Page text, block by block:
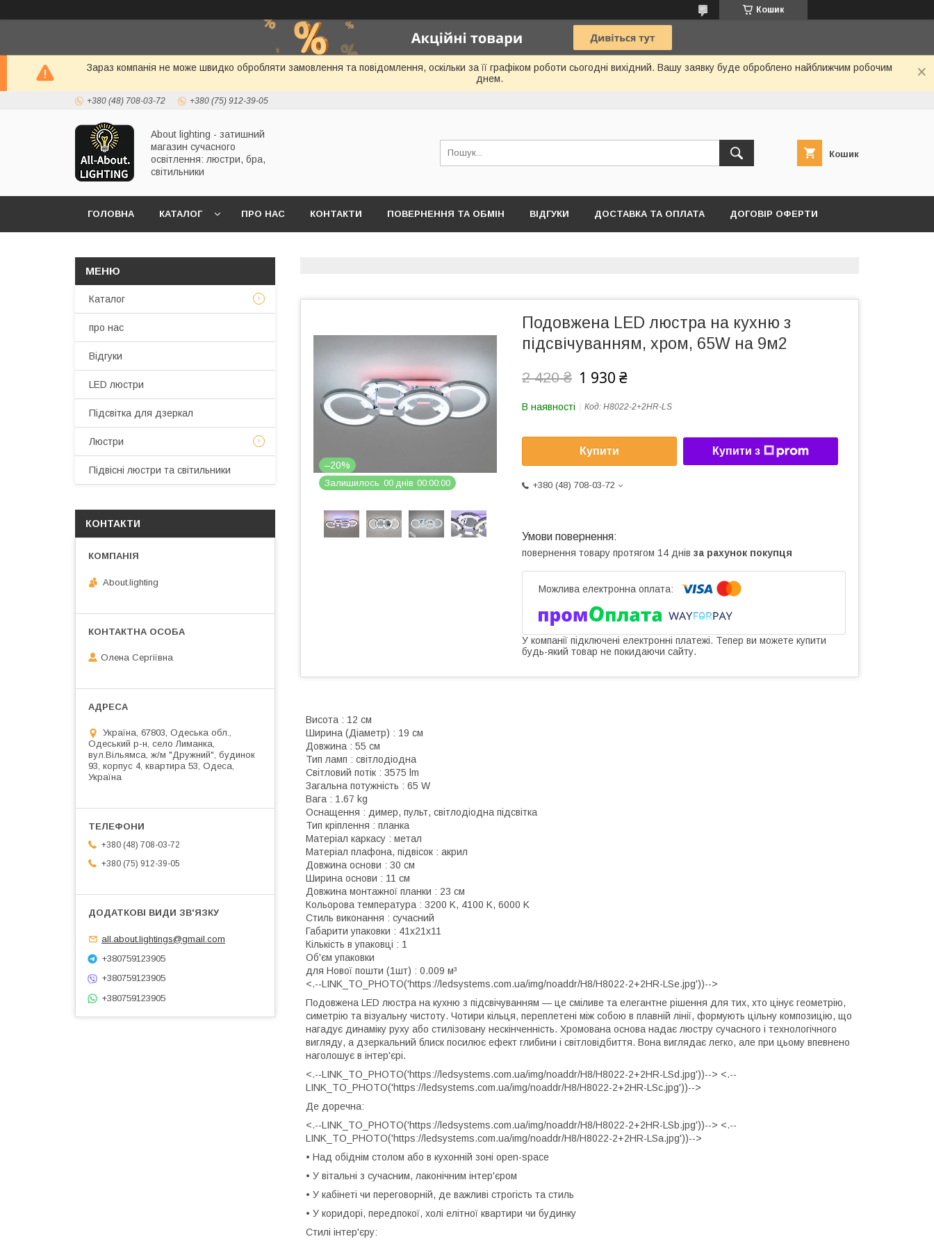
Кошик
Зараз компанія не може швидко обробляти замовлення та повідомлення, оскільки за її графіком роботи сьогодні вихідний. Вашу заявку буде оброблено найближчим робочим
днем.
+380 (48) 708-03-72 +380 (75) 912-39-05
About lighting - затишний
магазин сучасного
освітлення: люстри, бра,
світильники
Кошик
ГОЛОВНА КАТАЛОГ ПРО НАС КОНТАКТИ ПОВЕРНЕННЯ ТА ОБМІН ВІДГУКИ ДОСТАВКА ТА ОПЛАТА ДОГОВІР ОФЕРТИ
–20%
Залишилось 00 днів 00 00 00
Подовжена LED люстра на кухню з
підсвічуванням, хром, 65W на 9м2
2 420 ₴ 1 930 ₴
В наявності Код: H8022-2+2HR-LS
Купити Купити з
+380 (48) 708-03-72
повернення товару протягом 14 днів за рахунок покупця
У компанії підключені електронні платежі. Тепер ви можете купити
будь-який товар не покидаючи сайту.
Висота : 12 см
Ширина (Діаметр) : 19 см
Довжина : 55 см
Тип ламп : світлодіодна
Світловий потік : 3575 lm
Загальна потужність : 65 W
Вага : 1.67 kg
Оснащення : димер, пульт, світлодіодна підсвітка
Тип кріплення : планка
Матеріал каркасу : метал
Матеріал плафона, підвісок : акрил
Довжина основи : 30 см
Ширина основи : 11 см
Довжина монтажної планки : 23 см
Кольорова температура : 3200 K, 4100 K, 6000 K
Стиль виконання : сучасний
Габарити упаковки : 41x21x11
Кількість в упаковці : 1
Об'єм упаковки
для Нової пошти (1шт) : 0.009 м³
<.--LINK_TO_PHOTO('https://ledsystems.com.ua/img/noaddr/H8/H8022-2+2HR-LSe.jpg'))-->
Подовжена LED люстра на кухню з підсвічуванням — це сміливе та елегантне рішення для тих, хто цінує геометрію,
симетрію та візуальну чистоту. Чотири кільця, переплетені між собою в плавній лінії, формують цільну композицію, що
нагадує динаміку руху або стилізовану нескінченність. Хромована основа надає люстру сучасного і технологічного
вигляду, а дзеркальний блиск посилює ефект глибини і світловідбиття. Вона виглядає легко, але при цьому впевнено
наголошує в інтер'єрі.
<.--LINK_TO_PHOTO('https://ledsystems.com.ua/img/noaddr/H8/H8022-2+2HR-LSd.jpg'))--> <.--
LINK_TO_PHOTO('https://ledsystems.com.ua/img/noaddr/H8/H8022-2+2HR-LSc.jpg'))-->
Де доречна:
<.--LINK_TO_PHOTO('https://ledsystems.com.ua/img/noaddr/H8/H8022-2+2HR-LSb.jpg'))--> <.--
LINK_TO_PHOTO('https://ledsystems.com.ua/img/noaddr/H8/H8022-2+2HR-LSa.jpg'))-->
• Над обіднім столом або в кухонній зоні open-space
• У вітальні з сучасним, лаконічним інтер'єром
• У кабінеті чи переговорній, де важливі строгість та стиль
• У коридорі, передпокої, холі елітної квартири чи будинку
Стилі інтер'єру:
Каталог
про нас
Відгуки
LED люстри
Підсвітка для дзеркал
Люстри
Підвісні люстри та світильники
КОНТАКТИ
About.lighting
Олена Сергіївна
Україна, 67803, Одеська обл.,
Одеський р-н, село Лиманка,
вул.Вільямса, ж/м "Дружний", будинок
93, корпус 4, квартира 53, Одеса,
Україна
+380 (48) 708-03-72
+380 (75) 912-39-05
all.about.lightings@gmail.com
+380759123905
+380759123905
+380759123905